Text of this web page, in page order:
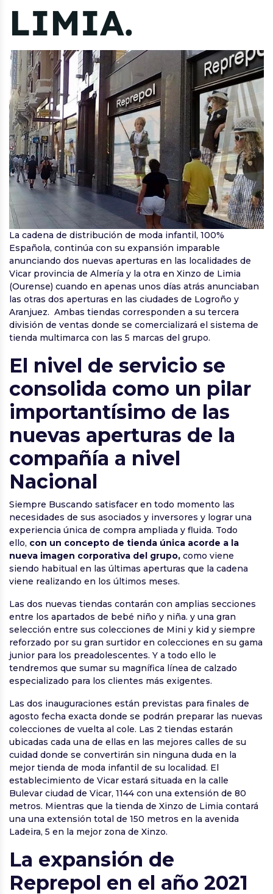
LIMIA.
La cadena de distribución de moda infantil, 100%
Española, continúa con su expansión imparable
anunciando dos nuevas aperturas en las localidades de
Vicar provincia de Almería y la otra en Xinzo de Limia
(Ourense) cuando en apenas unos días atrás anunciaban
las otras dos aperturas en las ciudades de Logroño y
Aranjuez. Ambas tiendas corresponden a su tercera
división de ventas donde se comercializará el sistema de
tienda multimarca con las 5 marcas del grupo.
El nivel de servicio se
consolida como un pilar
importantísimo de las
nuevas aperturas de la
compañía a nivel
Nacional
Siempre Buscando satisfacer en todo momento las
necesidades de sus asociados y inversores y lograr una
experiencia única de compra ampliada y fluida. Todo
ello, con un concepto de tienda única acorde a la
nueva imagen corporativa del grupo, como viene
siendo habitual en las últimas aperturas que la cadena
viene realizando en los últimos meses.
Las dos nuevas tiendas contarán con amplias secciones
entre los apartados de bebé niño y niña. y una gran
selección entre sus colecciones de Mini y kid y siempre
reforzado por su gran surtidor en colecciones en su gama
junior para los preadolescentes. Y a todo ello le
tendremos que sumar su magnífica línea de calzado
especializado para los clientes más exigentes.
Las dos inauguraciones están previstas para finales de
agosto fecha exacta donde se podrán preparar las nuevas
colecciones de vuelta al cole. Las 2 tiendas estarán
ubicadas cada una de ellas en las mejores calles de su
cuidad donde se convertirán sin ninguna duda en la
mejor tienda de moda infantil de su localidad. El
establecimiento de Vicar estará situada en la calle
Bulevar ciudad de Vicar, 1144 con una extensión de 80
metros. Mientras que la tienda de Xinzo de Limia contará
una una extensión total de 150 metros en la avenida
Ladeira, 5 en la mejor zona de Xinzo.
La expansión de
Reprepol en el año 2021